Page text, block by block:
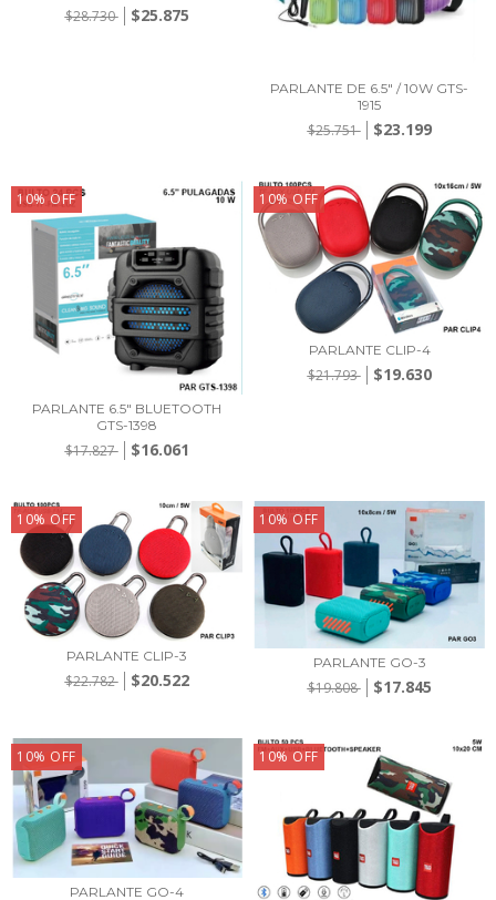
$28.730 $25.875
PARLANTE DE 6.5" / 10W GTS-
1915
$25.751 $23.199
10%OFF
PARLANTE 6.5" BLUETOOTH
GTS-1398
$17.827 $16.061
10% OFF
PARLANTE CLIP-4
$21.793 $19.630
10% OFF
PARLANTE CLIP-3
$22.782 $20.522
10% OFF
PARLANTE GO-3
$19.808 $17.845
10% OFF
PARLANTE GO-4
10% OFF